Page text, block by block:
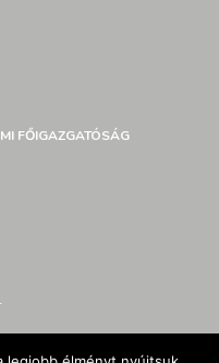
FŐIGAZGATÓSÁG